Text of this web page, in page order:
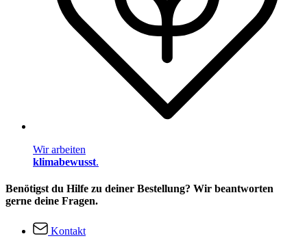
Wir arbeiten
klimabewusst.
Benötigst du Hilfe zu deiner Bestellung? Wir beantworten
gerne deine Fragen.
Kontakt